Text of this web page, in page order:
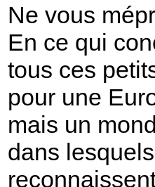
Ne vous
En ce qui
tous ces
pour une
mais un
dans